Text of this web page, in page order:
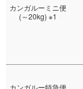
カンガルーミニ便
(～20kg) ※1